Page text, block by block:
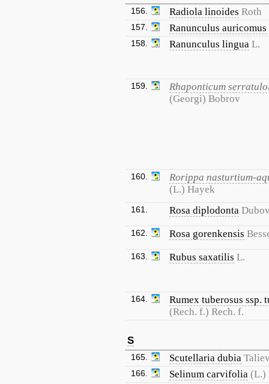
156. Radiola linoides Roth
157. Ranunculus auricomus
158. Ranunculus lingua L.
159.
Rhaponticum
(Georgi) Bobrov
160.
Rorippa nasturtium-
(L.) Hayek
161. Rosa diplodonta
162. Rosa gorenkensis
163. Rubus saxatilis L.
164.
Rumex tuberosus ssp.
(Rech. f.) Rech. f.
S
165. Scutellaria dubia
166. Selinum carvifolia (L.)